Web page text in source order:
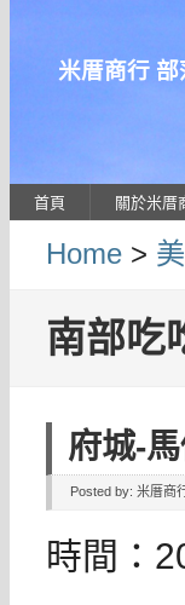
米厝商行 部
首頁 關於米厝
Home >
南部吃
府城-
Posted by: 米厝商
時間：